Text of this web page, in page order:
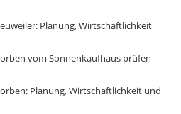
Planung, Wirtschaftlichkeit
vom Sonnenkaufhaus prüfen
Planung, Wirtschaftlichkeit und